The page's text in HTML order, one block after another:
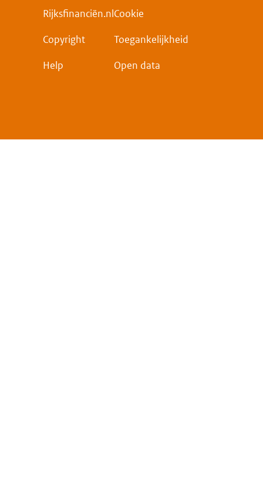
Rijksfinanciën.nl
Copyright
Help
Cookie
Toegankelijkheid
Open data